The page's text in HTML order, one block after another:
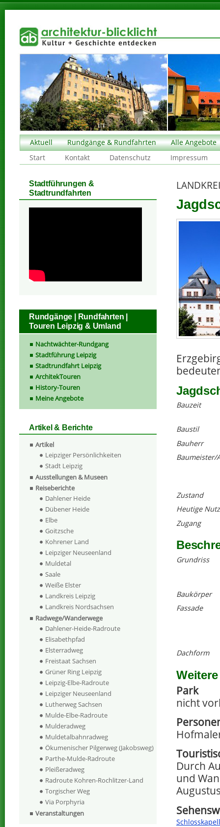
Aktuell Rundgänge & Rundfahrten
Alle Angebote
Start
Kontakt Datenschutz Impressum
Bauzeit
Baustil
Bauherr
Baumeister/
Zustand
Heutige
Zugang
Grundriss
Baukörper
Fassade
Dachform
Park
nicht
Durch
und
Stadtführungen &
Stadtrundfahrten
Rundgänge | Rundfahrten |
Touren Leipzig & Umland
Nachtwächter-Rundgang
Stadtführung Leipzig
Stadtrundfahrt Leipzig
ArchitekTouren
History-Touren
Meine Angebote
Artikel & Berichte
Artikel
Leipziger Persönlichkeiten
Stadt Leipzig
Ausstellungen & Museen
Reiseberichte
Dahlener Heide
Dübener Heide
Elbe
Goitzsche
Kohrener Land
Leipziger Neuseenland
Muldetal
Saale
Weiße Elster
Landkreis Leipzig
Landkreis Nordsachsen
Radwege/Wanderwege
Dahlener-Heide-Radroute
Elisabethpfad
Elsterradweg
Freistaat Sachsen
Grüner Ring Leipzig
Leipzig-Elbe-Radroute
Leipziger Neuseenland
Lutherweg Sachsen
Mulde-Elbe-Radroute
Mulderadweg
Muldetalbahnradweg
Ökumenischer Pilgerweg (Jakobsweg)
Parthe-Mulde-Radroute
Pleißeradweg
Radroute Kohren-Rochlitzer-Land
Torgischer Weg
Via Porphyria
Veranstaltungen